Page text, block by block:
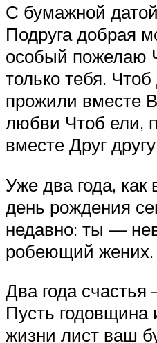
С бумажной
Подруга добрая
особый пожелаю
только тебя.
прожили вместе
любви Чтоб ели,
вместе Друг
Уже два года,
день рождения
недавно: ты —
робеющий жених.
Два года
Пусть годовщина
жизни лист ваш